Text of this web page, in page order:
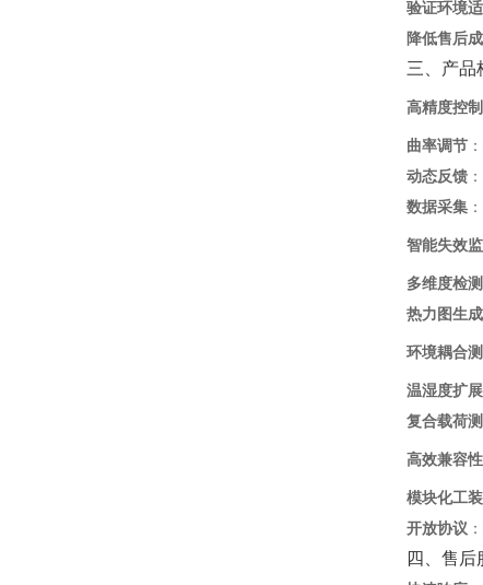
验证环境
降低售后
三、产品
高精度控
曲率调节
动态反馈
数据采集
智能失效
多维度检测
热力图生成
环境耦合
温湿度扩展
复合载荷
高效兼容
模块化工装
开放协议
四、售后